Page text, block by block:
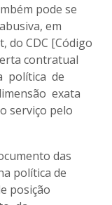
pode se
em
do CDC [Código
contratual
política de
exata
serviço pelo
das
política de
posição